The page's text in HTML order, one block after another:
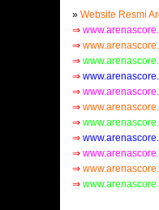
» Website Resmi
⇒
⇒
⇒
⇒
⇒
⇒
⇒
⇒
⇒
⇒
⇒